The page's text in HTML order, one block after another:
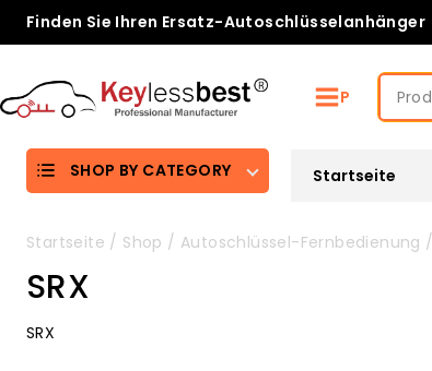
SkipFinden Sie Ihren Ersatz-Autoschlüsselanhänger
P
Suche
nach:
SHOP BY CATEGORY Startseite
Startseite / Shop / Autoschlüssel-Fernbedienung /
SRX
SRX